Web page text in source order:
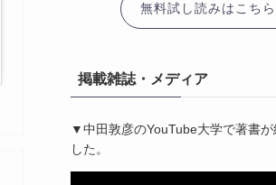
無料試し読みはこちら
掲載雑誌・メディア
▼中田敦彦のYouTube大学で著書が
した。